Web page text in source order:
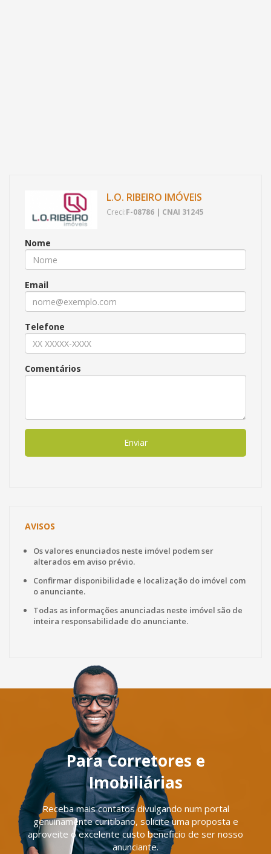
L.O. RIBEIRO IMÓVEIS
Creci:F-08786 | CNAI 31245
Nome
Email
Telefone
Comentários
Enviar
AVISOS
Os valores enunciados neste imóvel podem ser
alterados em aviso prévio.
Confirmar disponibilidade e localização do imóvel com
o anunciante.
Todas as informações anunciadas neste imóvel são de
inteira responsabilidade do anunciante.
Para Corretores e
Imobiliárias
Receba mais contatos divulgando num portal
genuinamente curitibano, solicite uma proposta e
aproveite o excelente custo beneficio de ser nosso
anunciante.